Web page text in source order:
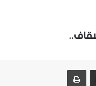
مشاركة عبر البريد طباعة